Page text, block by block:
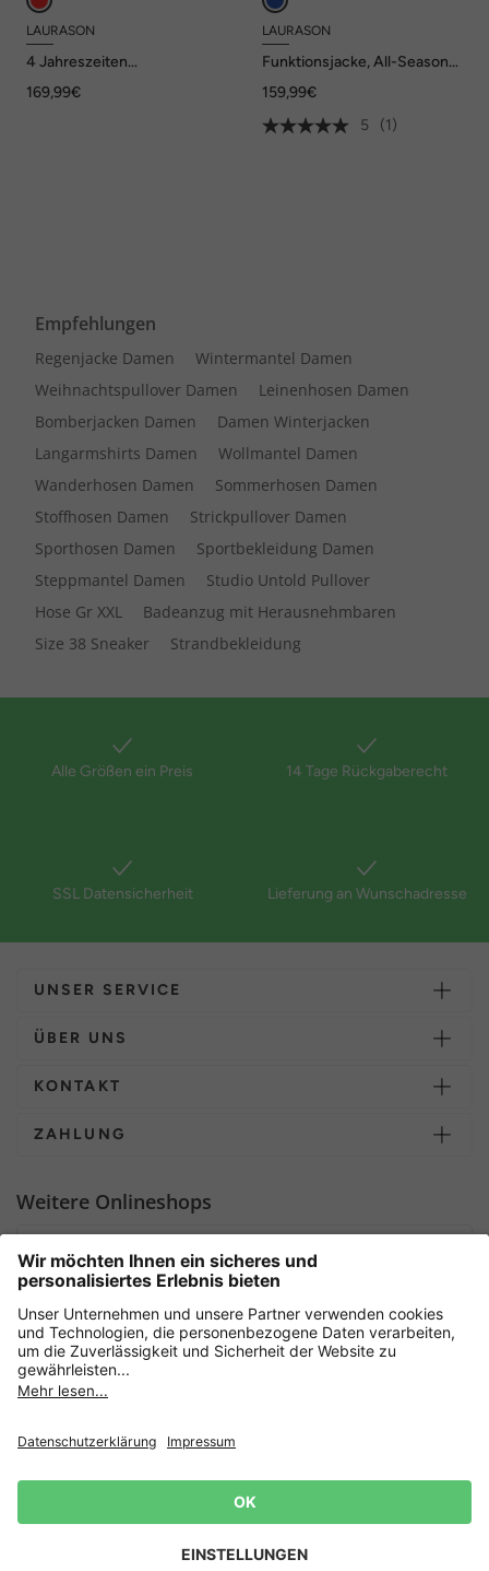
LAURASON
4 Jahreszeiten
169,99€
LAURASON
Funktionsjacke, All-Season-
159,99€
5
(1)
Empfehlungen
Regenjacke Damen
Wintermantel Damen
Weihnachtspullover Damen
Leinenhosen Damen
Bomberjacken Damen
Damen Winterjacken
Langarmshirts Damen
Wollmantel Damen
Wanderhosen Damen
Sommerhosen Damen
Stoffhosen Damen
Strickpullover Damen
Sporthosen Damen
Sportbekleidung Damen
Steppmantel Damen
Studio Untold Pullover
Hose Gr XXL
Badeanzug mit Herausnehmbaren
Size 38 Sneaker
Strandbekleidung
Alle Größen ein Preis 14 Tage Rückgaberecht
SSL Datensicherheit Lieferung an Wunschadresse
UNSER SERVICE
ÜBER UNS
KONTAKT
ZAHLUNG
Weitere Onlineshops
Sicher einkaufen mit
Widerrufsrecht
Impressum
Newsletter
Jetzt
Zur Anmeldung